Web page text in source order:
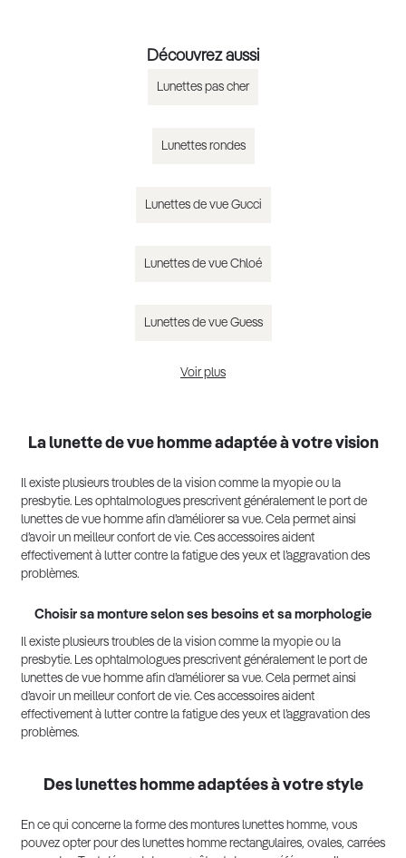
Découvrez aussi
Lunettes pas cher
Lunettes rondes
Lunettes de vue Gucci
Lunettes de vue Chloé
Lunettes de vue Guess
Lunettes de vue homme tendance 2025
Voir plus
La lunette de vue homme adaptée à votre vision
Il existe plusieurs troubles de la vision comme la myopie ou la
presbytie. Les ophtalmologues prescrivent généralement le port de
lunettes de vue homme afin d’améliorer sa vue. Cela permet ainsi
d’avoir un meilleur confort de vie. Ces accessoires aident
effectivement à lutter contre la fatigue des yeux et l’aggravation des
problèmes.
Choisir sa monture selon ses besoins et sa morphologie
Il existe plusieurs troubles de la vision comme la myopie ou la
presbytie. Les ophtalmologues prescrivent généralement le port de
lunettes de vue homme afin d’améliorer sa vue. Cela permet ainsi
d’avoir un meilleur confort de vie. Ces accessoires aident
effectivement à lutter contre la fatigue des yeux et l’aggravation des
problèmes.
Des lunettes homme adaptées à votre style
En ce qui concerne la forme des montures lunettes homme, vous
pouvez opter pour des lunettes homme rectangulaires, ovales, carrées